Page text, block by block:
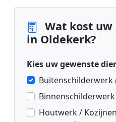
Wat kost
in Oldekerk?
Kies uw gewenste
Buitenschilderwerk
Binnenschilderwerk
Houtwerk /